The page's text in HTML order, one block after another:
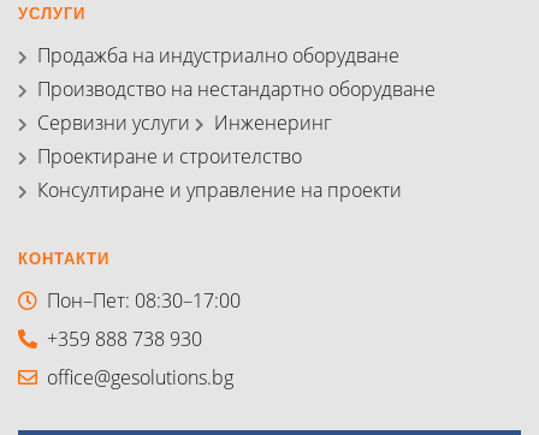
УСЛУГИ
Продажба на индустриално оборудване
Производство на нестандартно оборудване
Сервизни услуги
Инженеринг
Проектиране и строителство
Консултиране и управление на проекти
КОНТАКТИ
Пон–Пет: 08:30–17:00
+359 888 738 930
office@gesolutions.bg